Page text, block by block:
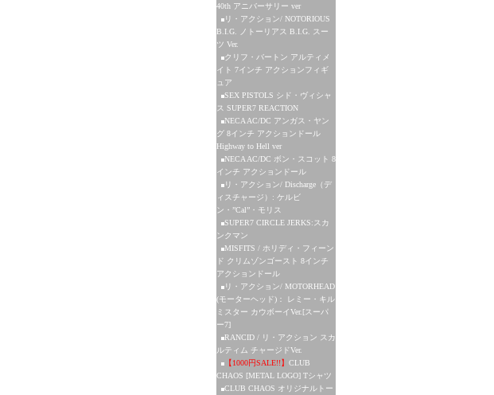
40th アニバーサリー ver
リ・アクション/ NOTORIOUS
B.I.G. ノトーリアス B.I.G. スー
ツ Ver.
クリフ・バートン アルティメ
イト 7インチ アクションフィギ
ュア
SEX PISTOLS シド・ヴィシャ
ス SUPER7 REACTION
NECA AC/DC アンガス・ヤン
グ 8インチ アクションドール
Highway to Hell ver
NECA AC/DC ボン・スコット 8
インチ アクションドール
リ・アクション/ Discharge（デ
ィスチャージ）: ケルビ
ン・”Cal”・モリス
SUPER7 CIRCLE JERKS:スカ
ンクマン
MISFITS / ホリディ・フィーン
ド クリムゾンゴースト 8インチ
アクションドール
リ・アクション/ MOTORHEAD
(モーターヘッド)： レミー・キル
ミスター カウボーイVer.[スーパ
ー7]
RANCID / リ・アクション スカ
ルティム チャージドVer.
【1000円SALE!!】 CLUB
CHAOS [METAL LOGO] Tシャツ
CLUB CHAOS オリジナルトー